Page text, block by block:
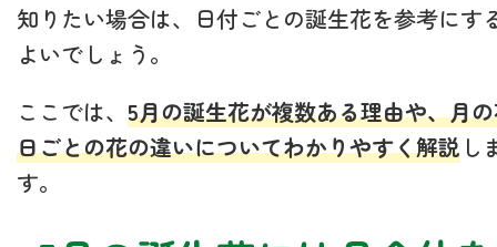
知りたい場合は、日付ごとの誕生花を参考にす
よいでしょう。
ここでは、 5月の誕生花が複数ある理由や、月
日ごとの花の違いについてわかりやすく解説 し
す。